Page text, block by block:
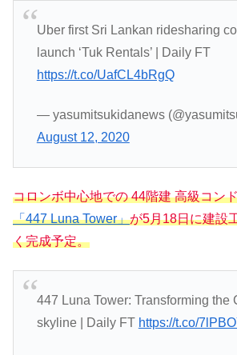
Uber first Sri Lankan ridesharing
launch ‘Tuk Rentals’ | Daily FT
https://t.co/UafCL4bRgQ
— yasumitsukidanews
August 12, 2020
コロンボ中心地での 44階建 高級コン
「447 Luna Tower」が5月18日に建設
く完成予定。
447 Luna Tower: Transforming the
skyline | Daily FT https://t.co/